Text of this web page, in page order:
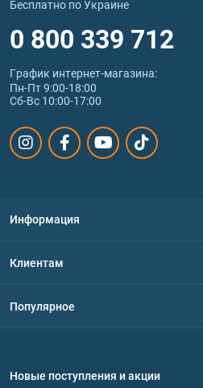
Бесплатно по Украине
0 800 339 712
График интернет‑магазина:
Пн-Пт 9:00-18:00
Сб-Вс 10:00-17:00
Информация
Политика конфиденциальности
Обмен и возврат
Клиентам
Популярное
Протеин
Новые поступления и акции